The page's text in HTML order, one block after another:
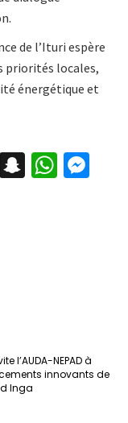
de l’Ituri espère
priorités locales,
énergétique et
Li S W
l’AUDA-NEPAD à
innovants de
Inga